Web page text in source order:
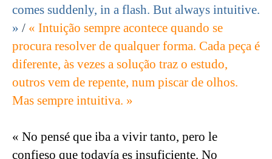
comes suddenly, in a flash. But always intuitive.
» / « Intuição sempre acontece quando se
procura resolver de qualquer forma. Cada peça é
diferente, às vezes a solução traz o estudo,
outros vem de repente, num piscar de olhos.
Mas sempre intuitiva. »
« No pensé que iba a vivir tanto, pero le
confieso que todavía es insuficiente. No